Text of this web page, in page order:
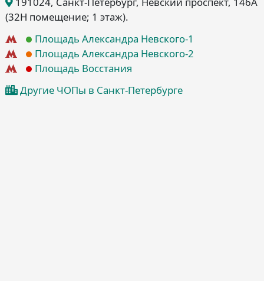
(32Н помещение; 1 этаж).
Площадь Александра Невского-1
Площадь Александра Невского-2
Площадь Восстания
Другие ЧОПы в Санкт-Петербурге